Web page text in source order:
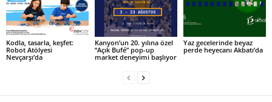
Kodla, tasarla, keşfet:
Robot Atölyesi
Nevçarşı’da
Kanyon’un 20. yılına özel
“Açık Bufé” pop-up
market deneyimi başlıyor
Yaz gecelerinde beyaz
perde heyecanı Akbatı’da